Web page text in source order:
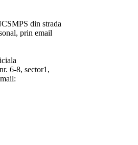
din strada
prin email
6-8, sector1,